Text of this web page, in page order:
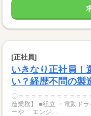
[正社員]
いきなり正社員！
い？経歴不問の製
〇＝＝＝＝＝＝＝＝＝＝＝＝＝＝＝＝＝
造業務】 ■組立 ・電動ドライバーでねじ締め ・自動車のサイドミラ
ーや エンジ...